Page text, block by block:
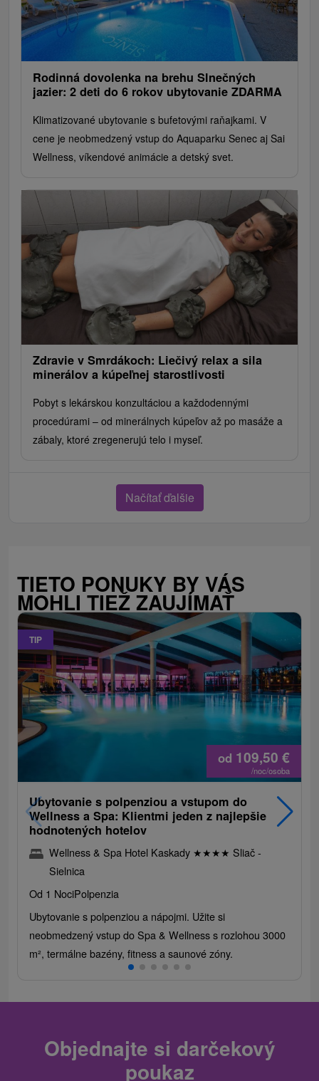
Rodinná dovolenka na brehu Slnečných
jazier: 2 deti do 6 rokov ubytovanie ZDARMA
Klimatizované ubytovanie s bufetovými raňajkami. V
cene je neobmedzený vstup do Aquaparku Senec aj Sai
Wellness, víkendové animácie a detský svet.
Zdravie v Smrdákoch: Liečivý relax a sila
minerálov a kúpeľnej starostlivosti
Pobyt s lekárskou konzultáciou a každodennými
procedúrami – od minerálnych kúpeľov až po masáže a
zábaly, ktoré zregenerujú telo i myseľ.
Načítať ďalšie
TIETO PONUKY BY VÁS
MOHLI TIEŽ ZAUJÍMAŤ
TIP
od 109,50 €
/noc/osoba
Ubytovanie s polpenziou a vstupom do
Wellness a Spa: Klientmi jeden z najlepšie
hodnotených hotelov
Wellness & Spa Hotel Kaskady ★★★★ Sliač -
Sielnica
Od 1 NociPolpenzia
Ubytovanie s polpenziou a nápojmi. Užite si
neobmedzený vstup do Spa & Wellness s rozlohou 3000
m², termálne bazény, fitness a saunové zóny.
Objednajte si darčekový
poukaz